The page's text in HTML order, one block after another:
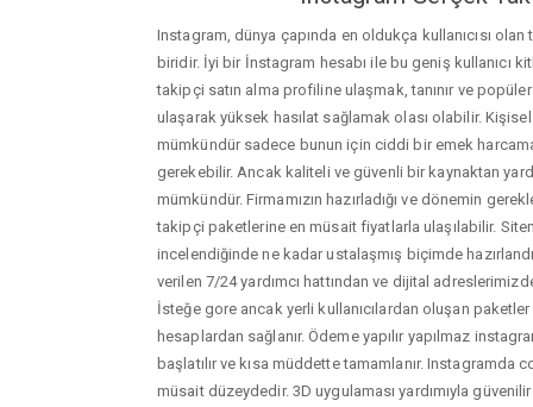
Instagram, dünya çapında en oldukça kullanıcısı
biridir. İyi bir İnstagram hesabı ile bu geniş kullanıcı
takipçi satın alma profiline ulaşmak, tanınır ve
ulaşarak yüksek hasılat sağlamak olası olabilir.
mümkündür sadece bunun için ciddi bir emek
gerekebilir. Ancak kaliteli ve güvenli bir kaynaktan
mümkündür. Firmamızın hazırladığı ve dönemin
takipçi paketlerine en müsait fiyatlarla ulaşılabilir.
incelendiğinde ne kadar ustalaşmış biçimde
verilen 7/24 yardımcı hattından ve dijital
İsteğe gore ancak yerli kullanıcılardan oluşan
hesaplardan sağlanır. Ödeme yapılır yapılmaz
başlatılır ve kısa müddette tamamlanır.
müsait düzeydedir. 3D uygulaması yardımıyla